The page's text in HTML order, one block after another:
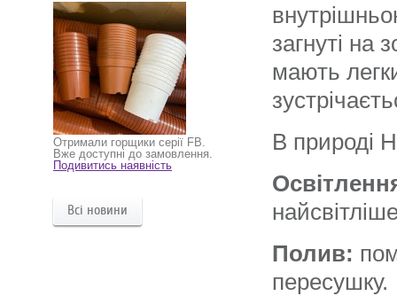
Отримали горщики серії FB.
Вже доступні до замовлення.
Подивитись наявність
Всі новини
загнуті на
мають
В природі
Полив:
пересушку.